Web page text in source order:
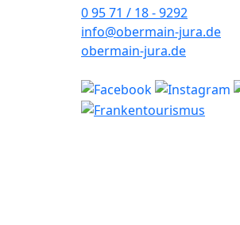
0 95 71 / 18 - 9292
info@obermain-jura.de
obermain-jura.de